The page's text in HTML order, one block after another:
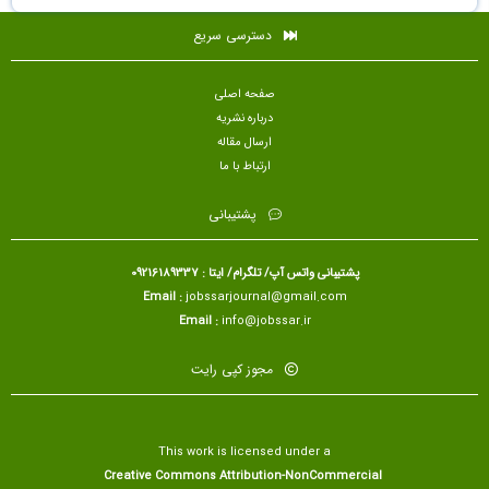
دسترسی سریع
صفحه اصلی
درباره نشریه
ارسال مقاله
ارتباط با ما
پشتیبانی
پشتیبانی واتس آپ/ تلگرام/ ایتا : 09216189337
Email :jobssarjournal@gmail.com
Email :info@jobssar.ir
مجوز کپی رایت
This work is licensed under a